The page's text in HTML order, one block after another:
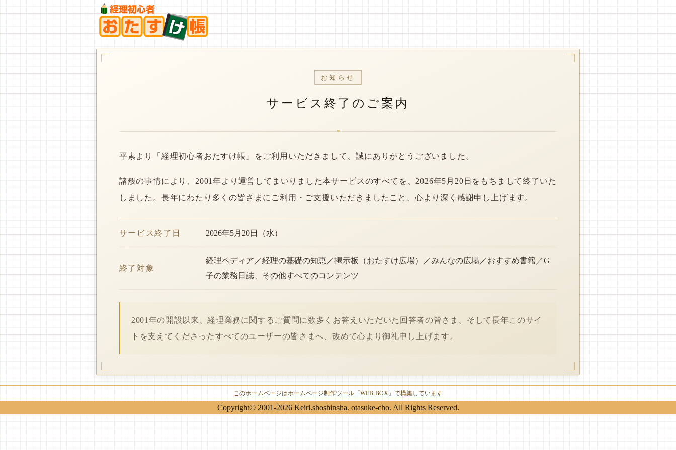
お知らせ
サービス終了のご案内
*
平素より「経理初心者おたすけ帳」をご利用いただきまして、誠にありがとうございました。
諸般の事情により、2001年より運営してまいりました本サービスのすべてを、2026年5月20日をもちまして終了いた
しました。長年にわたり多くの皆さまにご利用・ご支援いただきましたこと、心より深く感謝申し上げます。
サービス終了日 2026年5月20日（水）
終了対象
経理ペディア／経理の基礎の知恵／掲示板（おたすけ広場）／みんなの広場／おすすめ書籍／G
子の業務日誌、その他すべてのコンテンツ
2001年の開設以来、経理業務に関するご質問に数多くお答えいただいた回答者の皆さま、そして長年このサイ
トを支えてくださったすべてのユーザーの皆さまへ、改めて心より御礼申し上げます。
このホームページはホームページ制作ツール「WEB-BOX」で構築しています
Copyright© 2001-2026 Keiri.shoshinsha. otasuke-cho. All Rights Reserved.